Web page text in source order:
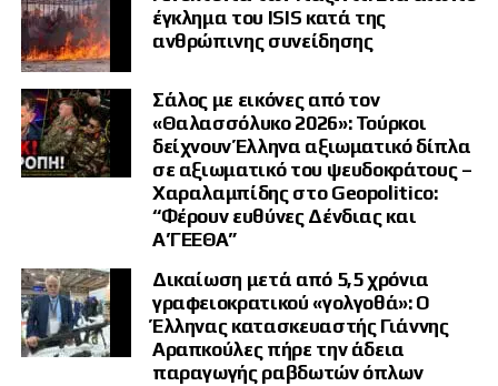
κρατούμενοι θα σιτίζονται «μόνο με ψωμί και νερό».
protothema.gr
έγκλημα του ISIS κατά της
ανθρώπινης συνείδησης
Σάλος με εικόνες από τον
«Θαλασσόλυκο 2026»: Τούρκοι
δείχνουν Έλληνα αξιωματικό δίπλα
σε αξιωματικό του ψευδοκράτους –
Χαραλαμπίδης στο Geopolitico:
“Φέρουν ευθύνες Δένδιας και
Α’ΓΕΕΘΑ”
Δικαίωση μετά από 5,5 χρόνια
γραφειοκρατικού «γολγοθά»: Ο
Έλληνας κατασκευαστής Γιάννης
Αραπκούλες πήρε την άδεια
παραγωγής ραβδωτών όπλων